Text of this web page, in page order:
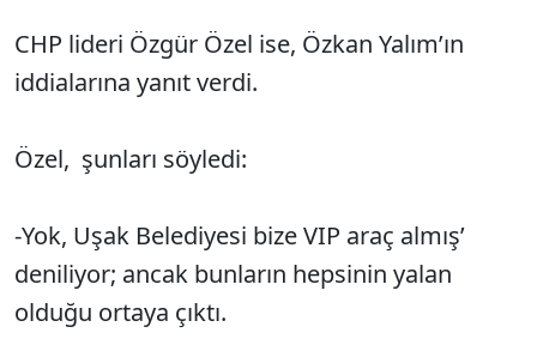
CHP lideri Özgür Özel ise, Özkan Yalım’ın
iddialarına yanıt verdi.
Özel, şunları söyledi:
-Yok, Uşak Belediyesi bize VIP araç almış’
deniliyor; ancak bunların hepsinin yalan
olduğu ortaya çıktı.